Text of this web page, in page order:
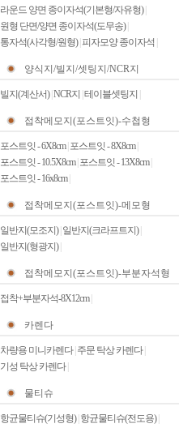
라운드 양면 종이자석(기본형/자유형)|
원형 단면/양면 종이자석(도무송)|
통자석(사각형/원형)| 피자모양 종이자석
양식지/빌지/셋팅지/NCR지
빌지(계산서)| NCR지 테이블셋팅지
접착메모지(포스트잇)-수첩형
포스트잇 - 6X8cm| 포스트잇 - 8X8cm|
포스트잇 - 10.5X8cm| 포스트잇 - 13X8cm|
포스트잇 - 16x8cm|
접착메모지(포스트잇)-메모형
일반지(모조지)| 일반지(크라프트지)|
일반지(형광지)|
접착메모지(포스트잇)-부분자석형
접착+부분자석-8X12cm|
카렌다
차량용 미니카렌다| 주문 탁상 카렌다|
기성 탁상 카렌다|
물티슈
항균물티슈(기성형)| 항균물티슈(전도용)|